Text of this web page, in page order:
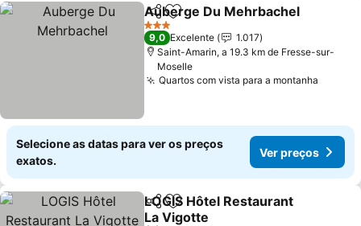
PartilharAdicionar aos favoritos
Auberge Du Mehrbachel
3 Estrelas
9,0 Excelente
1.017
Saint-Amarin, a 19.3 km de Fresse-sur-
Moselle
Quartos com vista para a montanha
Selecione as datas para ver os preços
exatos.
Ver preços
PartilharAdicionar aos favoritos
LOGIS Hôtel Restaurant
La Vigotte